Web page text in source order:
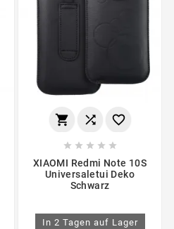
  
    
XIAOMI Redmi Note 10S
Universaletui Deko
Schwarz
In 2 Tagen auf Lager